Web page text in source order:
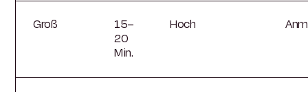
Groß
15–
20
Min.
Hoch